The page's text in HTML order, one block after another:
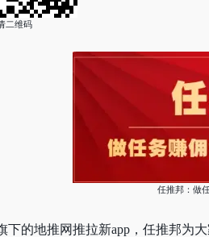
二维码
任推邦：做
下的地推网推拉新app，任推邦为